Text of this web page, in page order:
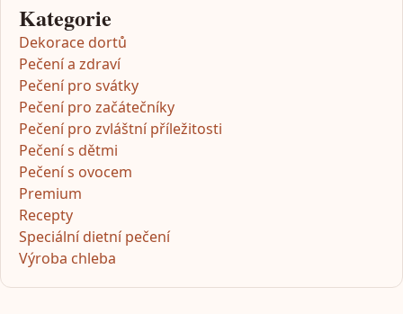
Kategorie
Dekorace dortů
Pečení a zdraví
Pečení pro svátky
Pečení pro začátečníky
Pečení pro zvláštní příležitosti
Pečení s dětmi
Pečení s ovocem
Premium
Recepty
Speciální dietní pečení
Výroba chleba